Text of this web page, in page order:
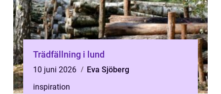
Trädfällning i lund
10 juni 2026
Eva Sjöberg
inspiration